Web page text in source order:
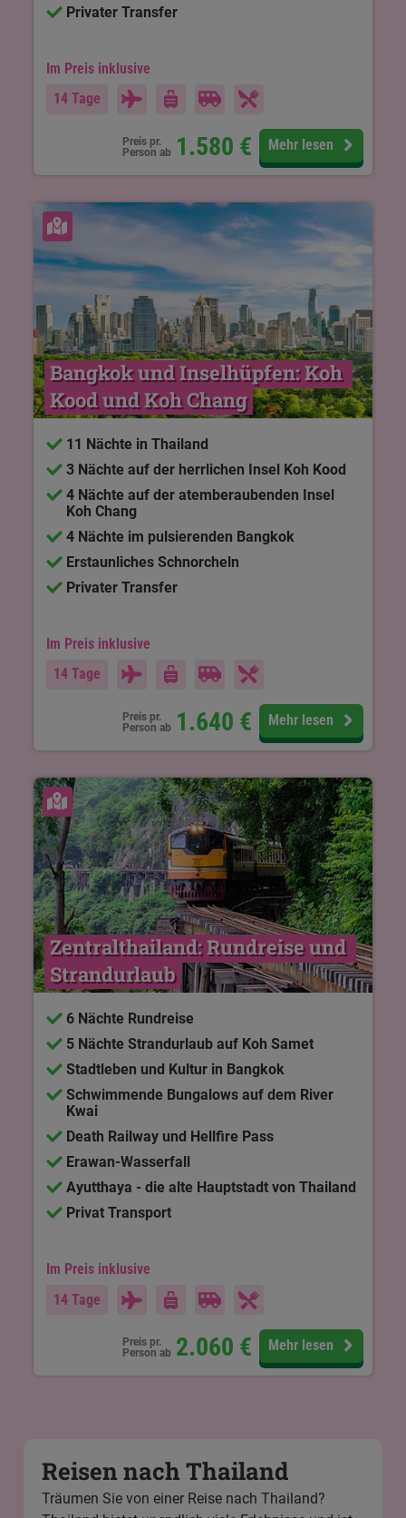
Privater Transfer
Im Preis inklusive
14 Tage
Preis pr.
Person ab 1.580 € Mehr lesen
Karte ansehen
Bangkok und Inselhüpfen: Koh
Kood und Koh Chang
11 Nächte in Thailand
3 Nächte auf der herrlichen Insel Koh Kood
4 Nächte auf der atemberaubenden Insel
Koh Chang
4 Nächte im pulsierenden Bangkok
Erstaunliches Schnorcheln
Privater Transfer
Im Preis inklusive
14 Tage
Preis pr.
Person ab 1.640 € Mehr lesen
Karte ansehen
Zentralthailand: Rundreise und
Strandurlaub
6 Nächte Rundreise
5 Nächte Strandurlaub auf Koh Samet
Stadtleben und Kultur in Bangkok
Schwimmende Bungalows auf dem River
Kwai
Death Railway und Hellfire Pass
Erawan-Wasserfall
Ayutthaya - die alte Hauptstadt von Thailand
Privat Transport
Im Preis inklusive
14 Tage
Preis pr.
Person ab 2.060 € Mehr lesen
Reisen nach Thailand
Träumen Sie von einer Reise nach Thailand?